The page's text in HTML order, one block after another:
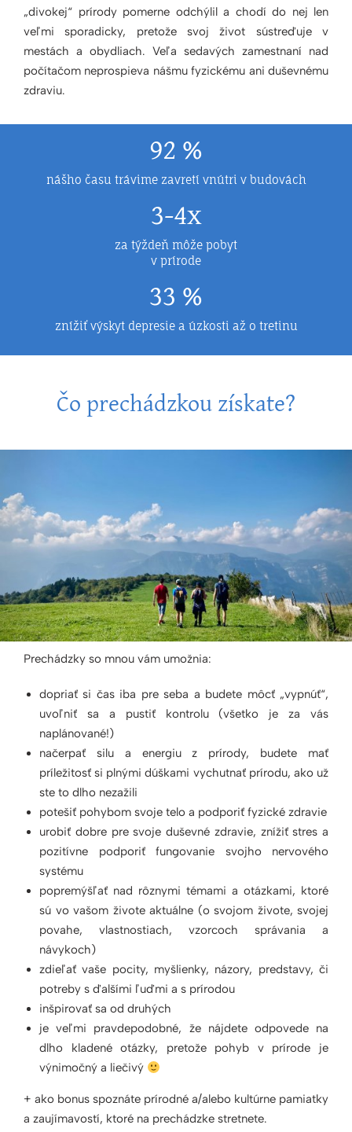
„divokej“ prírody pomerne odchýlil a chodí do nej len
veľmi sporadicky, pretože svoj život sústreďuje v
mestách a obydliach. Veľa sedavých zamestnaní nad
počítačom neprospieva nášmu fyzickému ani duševnému
zdraviu.
92 %
nášho času trávime zavretí vnútri v budovách
3-4x
za týždeň môže pobyt
v prírode
33 %
znížiť výskyt depresie a úzkosti až o tretinu
Čo prechádzkou získate?
Prechádzky so mnou vám umožnia:
dopriať si čas iba pre seba a budete môcť „vypnúť“,
uvoľniť sa a pustiť kontrolu (všetko je za vás
naplánované!)
načerpať silu a energiu z prírody, budete mať
príležitosť si plnými dúškami vychutnať prírodu, ako už
ste to dlho nezažili
potešiť pohybom svoje telo a podporiť fyzické zdravie
urobiť dobre pre svoje duševné zdravie, znížiť stres a
pozitívne podporiť fungovanie svojho nervového
systému
popremýšľať nad rôznymi témami a otázkami, ktoré
sú vo vašom živote aktuálne (o svojom živote, svojej
povahe, vlastnostiach, vzorcoch správania a
návykoch)
zdieľať vaše pocity, myšlienky, názory, predstavy, či
potreby s ďalšími ľuďmi a s prírodou
inšpirovať sa od druhých
je veľmi pravdepodobné, že nájdete odpovede na
dlho kladené otázky, pretože pohyb v prírode je
výnimočný a liečivý
+ ako bonus spoznáte prírodné a/alebo kultúrne pamiatky
a zaujímavostí, ktoré na prechádzke stretnete.